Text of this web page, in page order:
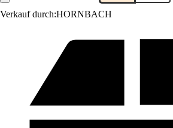
Verkauf durch:HORNBACH